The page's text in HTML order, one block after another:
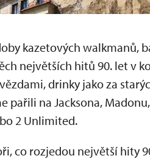
kazetových walkmanů,
největších hitů 90. let v
drinky jako za
pařili na Jacksona,
2 Unlimited.
co rozjedou největší hity